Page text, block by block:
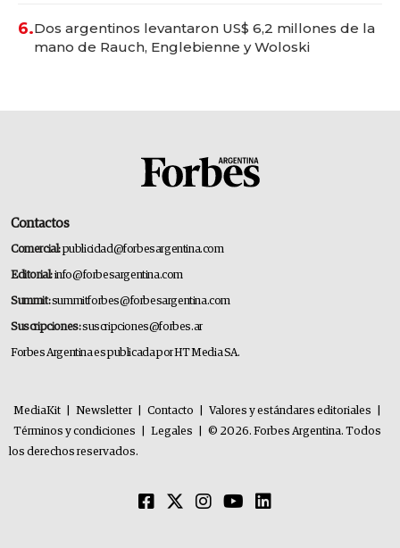
6.Dos argentinos levantaron US$ 6,2 millones de la
mano de Rauch, Englebienne y Woloski
Contactos
Comercial:publicidad@forbesargentina.com
Editorial:info@forbesargentina.com
Summit:summitforbes@forbesargentina.com
Suscripciones:suscripciones@forbes.ar
Forbes Argentina es publicada por HT Media SA.
MediaKit Newsletter Contacto Valores y estándares editoriales
Términos y condiciones
Legales
© 2026. Forbes Argentina. Todos
los derechos reservados.